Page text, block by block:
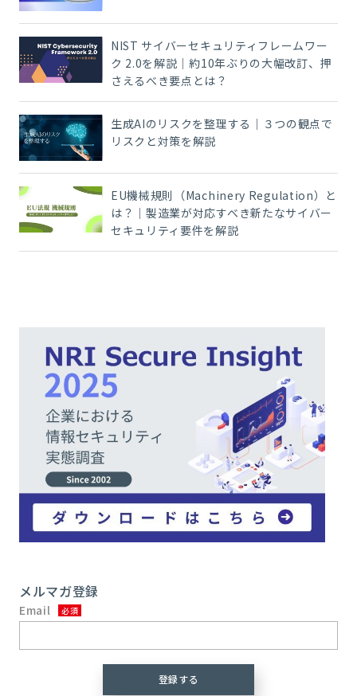
NIST サイバーセキュリティフレームワー
ク 2.0を解説｜約10年ぶりの大幅改訂、押
さえるべき要点とは？
生成AIのリスクを整理する｜３つの観点で
リスクと対策を解説
EU機械規則（Machinery Regulation）と
は？｜製造業が対応すべき新たなサイバー
セキュリティ要件を解説
メルマガ登録
Email